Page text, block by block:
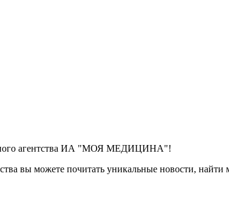
агентства ИА "МОЯ МЕДИЦИНА"!
вы можете почитать уникальные новости, найти